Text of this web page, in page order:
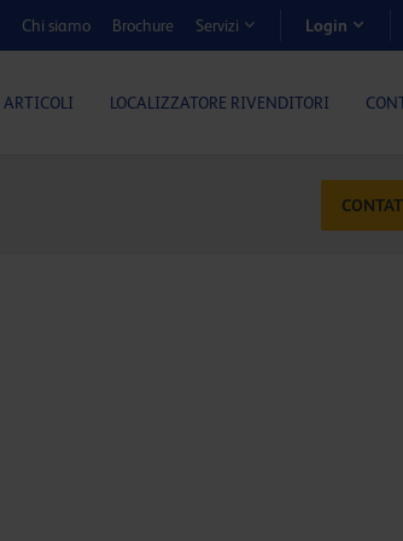
Chi siamo Brochure Servizi Login
ARTICOLI LOCALIZZATORE RIVENDITORI